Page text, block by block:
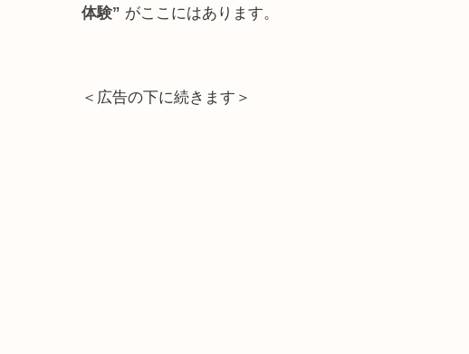
体験” がここにはあります。
＜広告の下に続きます＞